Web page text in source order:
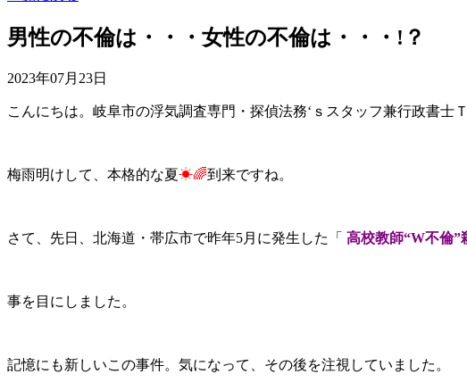
男性の不倫は・・・女性の不倫は・・・!？
2023年07月23日
こんにちは。岐阜市の浮気調査専門・探偵法務‘ｓスタッフ兼行政書士
梅雨明けして、本格的な夏☀🌈到来ですね。
さて、先日、北海道・帯広市で昨年5月に発生した「 高校教師“W不倫”
事を目にしました。
記憶にも新しいこの事件。気になって、その後を注視していました。